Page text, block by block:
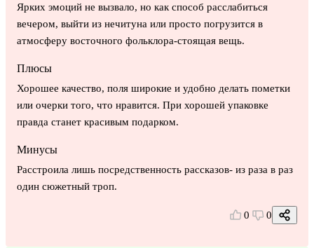
Ярких эмоций не вызвало, но как способ расслабиться
вечером, выйти из нечитуна или просто погрузится в
атмосферу восточного фольклора-стоящая вещь.
Плюсы
Хорошее качество, поля широкие и удобно делать пометки
или очерки того, что нравится. При хорошей упаковке
правда станет красивым подарком.
Минусы
Расстроила лишь посредственность рассказов- из раза в раз
один сюжетный троп.
0 0